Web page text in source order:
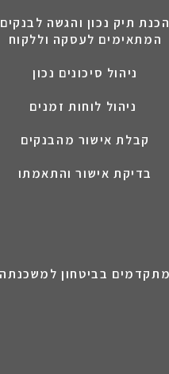
הכנת תיק נכון והגשה לבנקים
המתאימים לעסקה וללקוח
ניהול סיכונים נכון
קבלת אישור מהבנקים
בדיקת אישור והתאמתו